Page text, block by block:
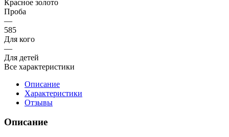
Красное золото
Проба
—
585
Для кого
—
Для детей
Все характеристики
Описание
Характеристики
Отзывы
Описание